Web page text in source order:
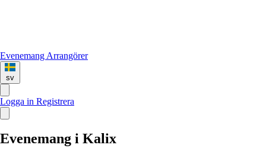
Evenemang Arrangörer
sv
Logga in Registrera
Evenemang i Kalix